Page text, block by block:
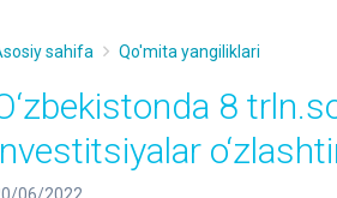
sahifa Qo'mita yangiliklari
8